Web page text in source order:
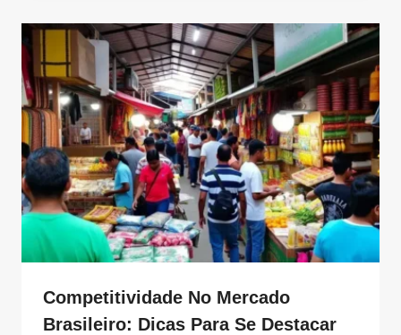
Competitividade No Mercado
Brasileiro: Dicas Para Se Destacar